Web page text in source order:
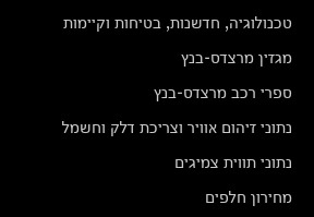
טכנולוגיה, חדשנות, בטיחות וקיימות
מגזין מרצדס-בנץ
ספרי רכב מרצדס-בנץ
נתוני זיהום אוויר וצריכת דלק וחשמל
נתוני תווית צמיגים
מחירון חלפים